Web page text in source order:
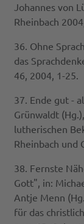
Johannes von
Rheinbach
36. Ohne
das
46, 2004, 1-25.
37. Ende gut -
Grünwaldt
lutherischen
Rheinbach und
38. Fernste
Gott", in:
Antje Menn
für das